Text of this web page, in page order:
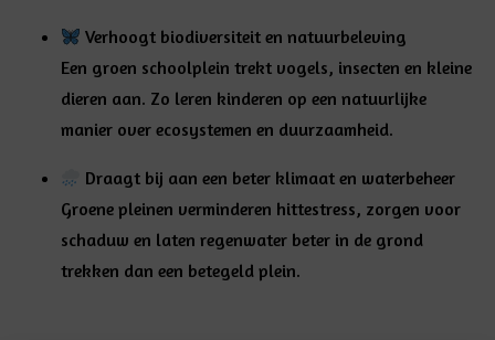
Verhoogt biodiversiteit en natuurbeleving
Een groen schoolplein trekt vogels, insecten en kleine
dieren aan. Zo leren kinderen op een natuurlijke
manier over ecosystemen en duurzaamheid.
Draagt bij aan een beter klimaat en waterbeheer
Groene pleinen verminderen hittestress, zorgen voor
schaduw en laten regenwater beter in de grond
trekken dan een betegeld plein.